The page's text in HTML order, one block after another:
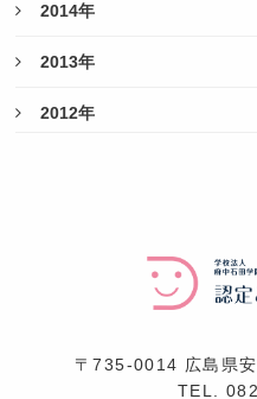
2014年
2013年
2012年
〒735-0014 広島県
TEL.